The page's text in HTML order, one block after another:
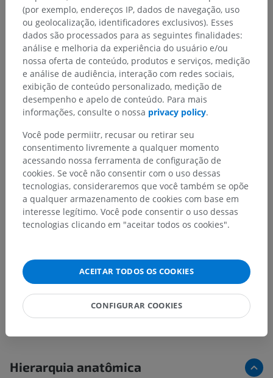
Hierarquia anatômica
(por exemplo, endereços IP, dados de navegação, uso
ou geolocalização, identificadores exclusivos). Esses
dados são processados para as seguintes finalidades:
análise e melhoria da experiência do usuário e/ou
nossa oferta de conteúdo, produtos e serviços, medição
e análise de audiência, interação com redes sociais,
exibição de conteúdo personalizado, medição de
desempenho e apelo de conteúdo. Para mais
informações, consulte o nossa privacy policy.
Você pode permiitr, recusar ou retirar seu
consentimento livremente a qualquer momento
acessando nossa ferramenta de configuração de
cookies. Se você não consentir com o uso dessas
tecnologias, consideraremos que você também se opõe
a qualquer armazenamento de cookies com base em
interesse legítimo. Você pode consentir o uso dessas
tecnologias clicando em "aceitar todos os cookies".
ACEITAR TODOS OS COOKIES
CONFIGURAR COOKIES